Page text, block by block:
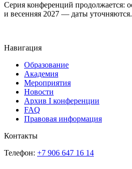
Серия конференций продолжается:
и весенняя 2027 — даты уточняются.
Навигация
Образование
Академия
Мероприятия
Новости
Архив I конференции
FAQ
Правовая информация
Контакты
Телефон: +7 906 647 16 14